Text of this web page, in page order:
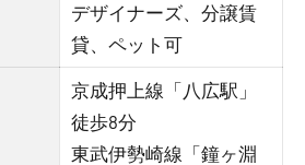
デザイナーズ、分譲賃
貸、ペット可
京成押上線「八広駅」
徒歩8分
東武伊勢崎線「鐘ヶ淵